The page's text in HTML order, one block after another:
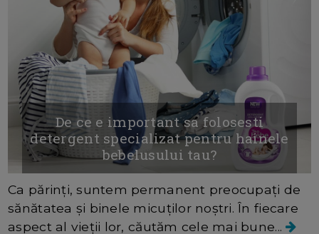
De ce e important sa folosesti
detergent specializat pentru hainele
bebelusului tau?
Ca părinți, suntem permanent preocupați de
sănătatea și binele micuților noștri. În fiecare
aspect al vieții lor, căutăm cele mai bune...